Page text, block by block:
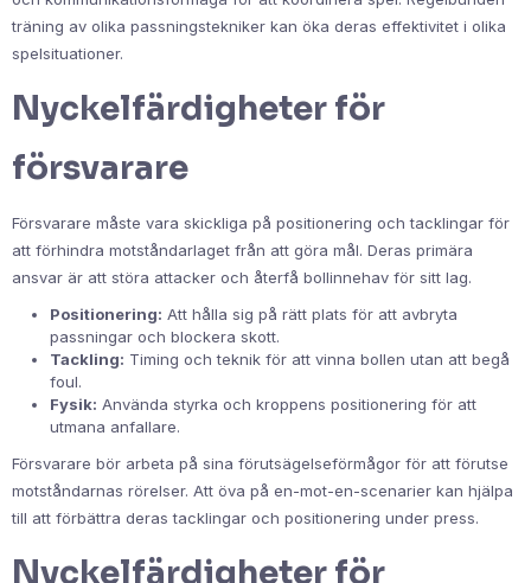
träning av olika passningstekniker kan öka deras effektivitet i olika
spelsituationer.
Nyckelfärdigheter för
försvarare
Försvarare måste vara skickliga på positionering och tacklingar för
att förhindra motståndarlaget från att göra mål. Deras primära
ansvar är att störa attacker och återfå bollinnehav för sitt lag.
Positionering: Att hålla sig på rätt plats för att avbryta
passningar och blockera skott.
Tackling: Timing och teknik för att vinna bollen utan att begå
foul.
Fysik: Använda styrka och kroppens positionering för att
utmana anfallare.
Försvarare bör arbeta på sina förutsägelseförmågor för att förutse
motståndarnas rörelser. Att öva på en-mot-en-scenarier kan hjälpa
till att förbättra deras tacklingar och positionering under press.
Nyckelfärdigheter för